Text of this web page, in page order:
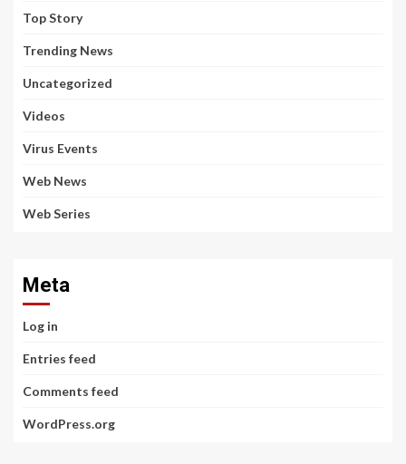
Top Story
Trending News
Uncategorized
Videos
Virus Events
Web News
Web Series
Meta
Log in
Entries feed
Comments feed
WordPress.org